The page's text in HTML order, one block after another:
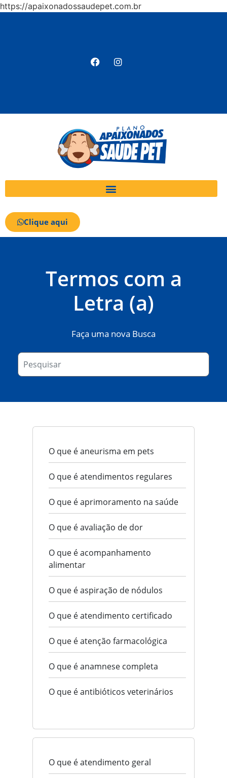
https://apaixonadossaudepet.com.br
Clique aqui
Termos com a
Letra (a)
Faça uma nova Busca
O que é aneurisma em pets
O que é atendimentos regulares
O que é aprimoramento na saúde
O que é avaliação de dor
O que é acompanhamento
alimentar
O que é aspiração de nódulos
O que é atendimento certificado
O que é atenção farmacológica
O que é anamnese completa
O que é antibióticos veterinários
O que é atendimento geral